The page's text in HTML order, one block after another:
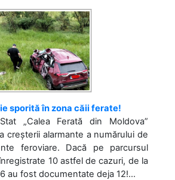
sporită în zona căii ferate!
„Calea Ferată din Moldova”
creșterii alarmante a numărului de
feroviare. Dacă pe parcursul
10 astfel de cazuri, de la
au fost documentate deja 12!...